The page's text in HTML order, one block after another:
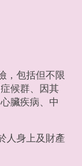
，包括但不限
候群、因其
臟疾病、中
人身上及財產